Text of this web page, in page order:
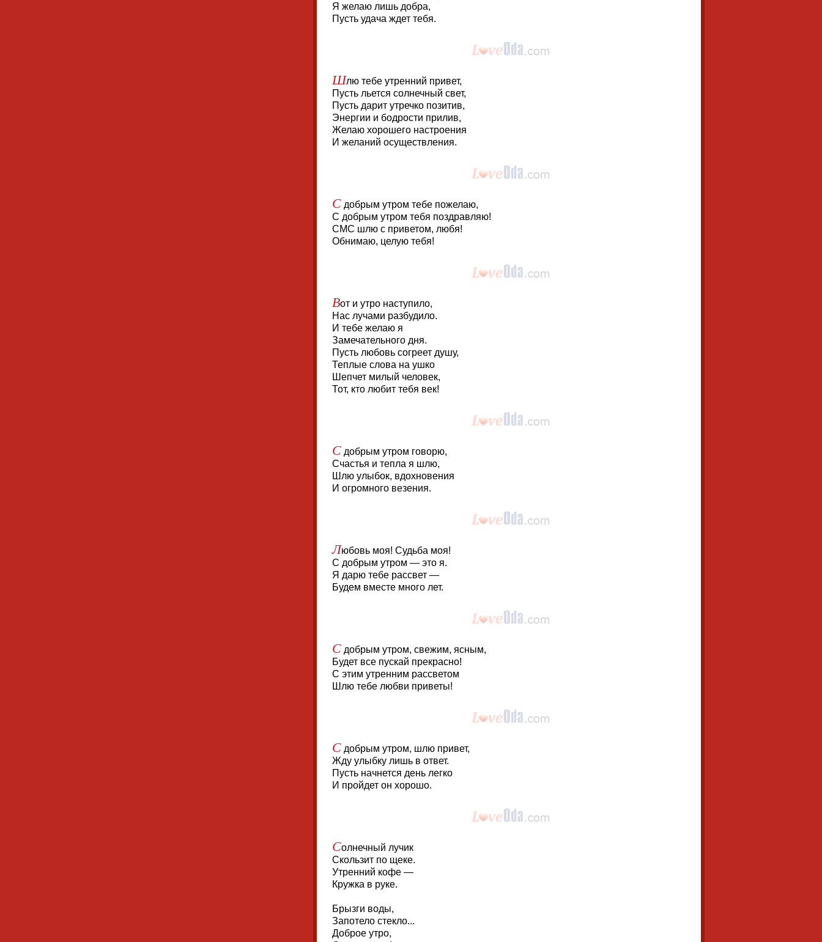
Я желаю лишь добра,
Пусть удача ждет тебя.
Шлю тебе утренний привет,
Пусть льется солнечный свет,
Пусть дарит утречко позитив,
Энергии и бодрости прилив,
Желаю хорошего настроения
И желаний осуществления.
С добрым утром тебе пожелаю,
С добрым утром тебя поздравляю!
СМС шлю с приветом, любя!
Обнимаю, целую тебя!
Вот и утро наступило,
Нас лучами разбудило.
И тебе желаю я
Замечательного дня.
Пусть любовь согреет душу,
Теплые слова на ушко
Шепчет милый человек,
Тот, кто любит тебя век!
С добрым утром говорю,
Счастья и тепла я шлю,
Шлю улыбок, вдохновения
И огромного везения.
Любовь моя! Судьба моя!
С добрым утром — это я.
Я дарю тебе рассвет —
Будем вместе много лет.
С добрым утром, свежим, ясным,
Будет все пускай прекрасно!
С этим утренним рассветом
Шлю тебе любви приветы!
С добрым утром, шлю привет,
Жду улыбку лишь в ответ.
Пусть начнется день легко
И пройдет он хорошо.
Солнечный лучик
Скользит по щеке.
Утренний кофе —
Кружка в руке.
Брызги воды,
Запотело стекло...
Доброе утро,